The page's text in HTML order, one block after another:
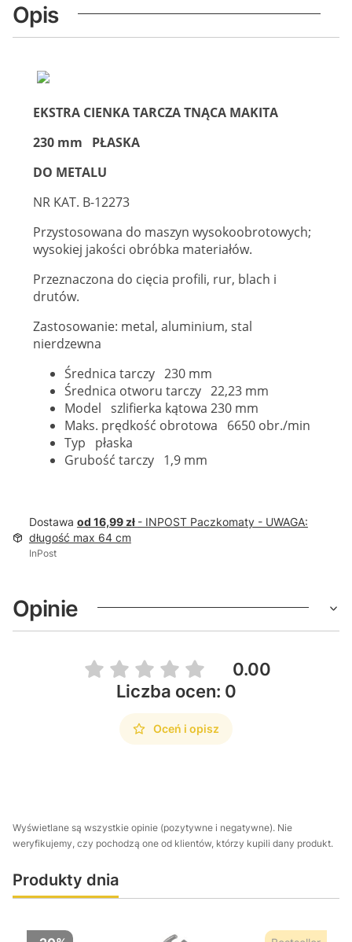
Opis
EKSTRA CIENKA TARCZA TNĄCA MAKITA
230 mm PŁASKA
DO METALU
NR KAT. B-12273
Przystosowana do maszyn wysokoobrotowych;
wysokiej jakości obróbka materiałów.
Przeznaczona do cięcia profili, rur, blach i
drutów.
Zastosowanie: metal, aluminium, stal
nierdzewna
Średnica tarczy 230 mm
Średnica otworu tarczy 22,23 mm
Model szlifierka kątowa 230 mm
Maks. prędkość obrotowa 6650 obr./min
Typ płaska
Grubość tarczy 1,9 mm
Dostawa od 16,99 zł - INPOST Paczkomaty - UWAGA:
długość max 64 cm
InPost
Opinie
0.00
Liczba ocen: 0
Oceń i opisz
Wyświetlane są wszystkie opinie (pozytywne i negatywne). Nie
weryfikujemy, czy pochodzą one od klientów, którzy kupili dany produkt.
Produkty dnia